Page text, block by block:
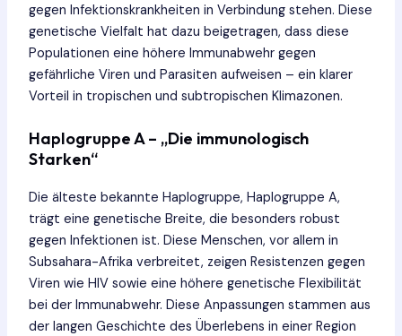
gegen Infektionskrankheiten in Verbindung stehen. Diese
genetische Vielfalt hat dazu beigetragen, dass diese
Populationen eine höhere Immunabwehr gegen
gefährliche Viren und Parasiten aufweisen – ein klarer
Vorteil in tropischen und subtropischen Klimazonen.
Haplogruppe A – „Die immunologisch
Starken“
Die älteste bekannte Haplogruppe, Haplogruppe A,
trägt eine genetische Breite, die besonders robust
gegen Infektionen ist. Diese Menschen, vor allem in
Subsahara-Afrika verbreitet, zeigen Resistenzen gegen
Viren wie HIV sowie eine höhere genetische Flexibilität
bei der Immunabwehr. Diese Anpassungen stammen aus
der langen Geschichte des Überlebens in einer Region